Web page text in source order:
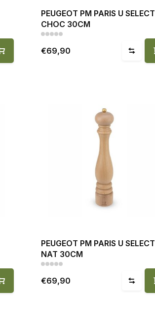
PEUGEOT PM PARIS U SELECT
CHOC 30CM
€69,90
PEUGEOT PM PARIS U SELECT
NAT 30CM
€69,90